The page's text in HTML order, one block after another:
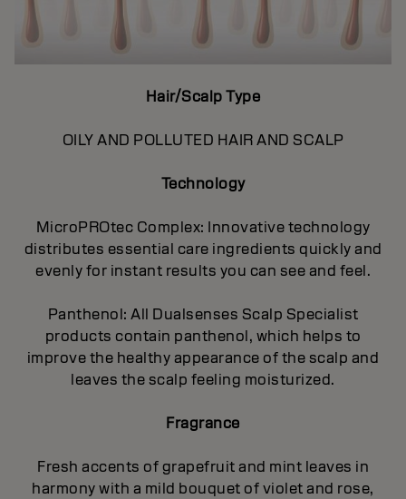
Hair/Scalp Type
OILY AND POLLUTED HAIR AND SCALP
Technology
MicroPROtec Complex: Innovative technology
distributes essential care ingredients quickly and
evenly for instant results you can see and feel.
Panthenol: All Dualsenses Scalp Specialist
products contain panthenol, which helps to
improve the healthy appearance of the scalp and
leaves the scalp feeling moisturized.
Fragrance
Fresh accents of grapefruit and mint leaves in
harmony with a mild bouquet of violet and rose,